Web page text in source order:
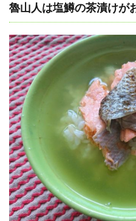
魯山人は塩鱒の茶漬けが